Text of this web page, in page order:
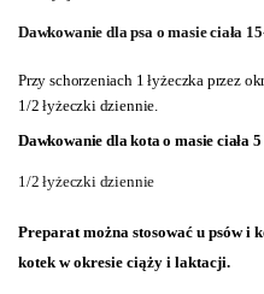
Dawkowanie dla psa o masie ciała
Przy schorzeniach 1 łyżeczka przez
1/2 łyżeczki dziennie.
Dawkowanie dla kota o masie ciała
1/2 łyżeczki dziennie
Preparat można stosować u psów i
kotek w okresie ciąży i laktacji.